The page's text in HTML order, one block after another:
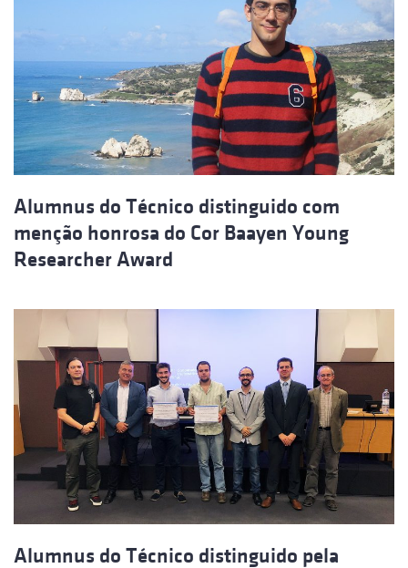
Alumnus do Técnico distinguido com
menção honrosa do Cor Baayen Young
Researcher Award
Alumnus do Técnico distinguido pela